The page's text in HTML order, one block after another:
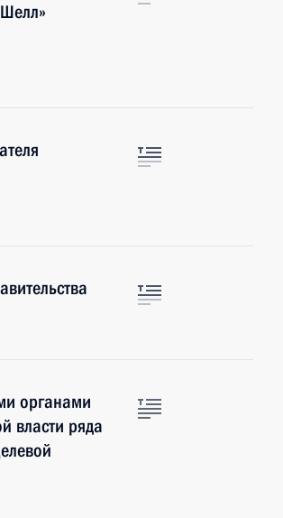
органами
власти ряда